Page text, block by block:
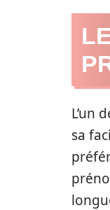
L’un
sa